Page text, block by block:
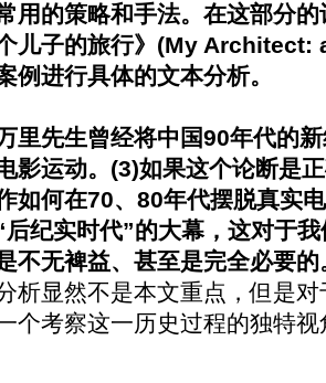
用的策略和手法。在这部分
子的旅行》(My Architect:
例进行具体的文本分析。
里先生曾经将中国90年代的
影运动。(3)如果这个论断是
如何在70、80年代摆脱真实
后纪实时代”的大幕，这对于
不无裨益、甚至是完全必要的
析显然不是本文重点，但是
个考察这一历史过程的独特视